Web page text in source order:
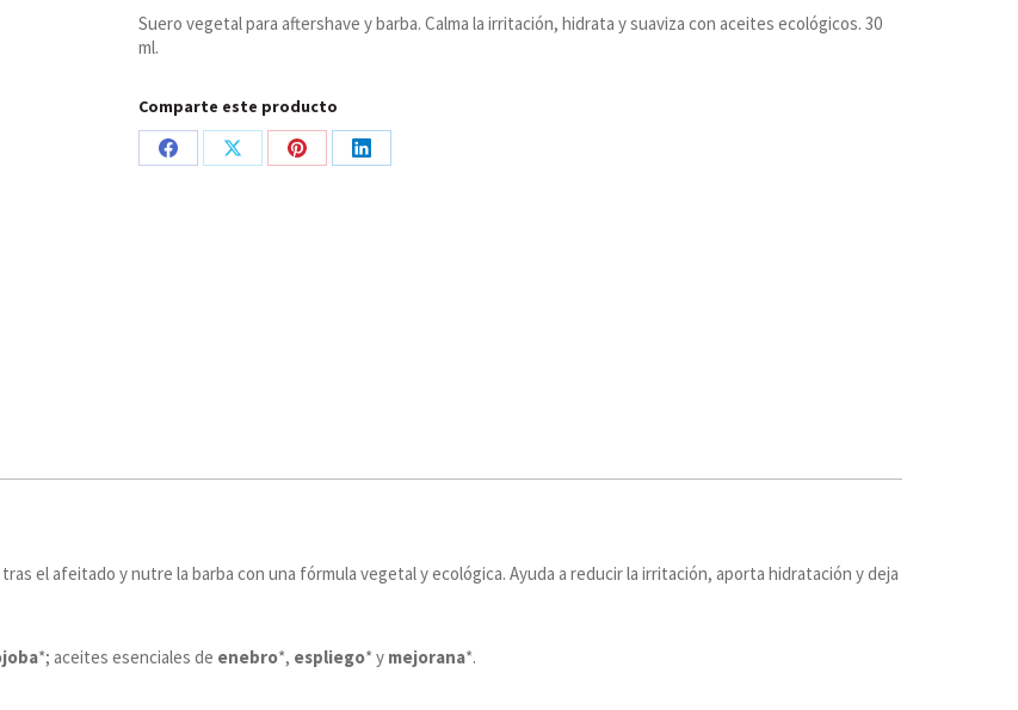
cantidad
Suero vegetal para aftershave y barba. Calma la irritación, hidrata y suaviza con aceites ecológicos. 30
ml.
Comparte este producto
Share
Share
Share
Share
tras el afeitado y nutre la barba con una fórmula vegetal y ecológica. Ayuda a reducir la irritación, aporta hidratación y deja
*; aceites esenciales de enebro*, espliego* y mejorana*.